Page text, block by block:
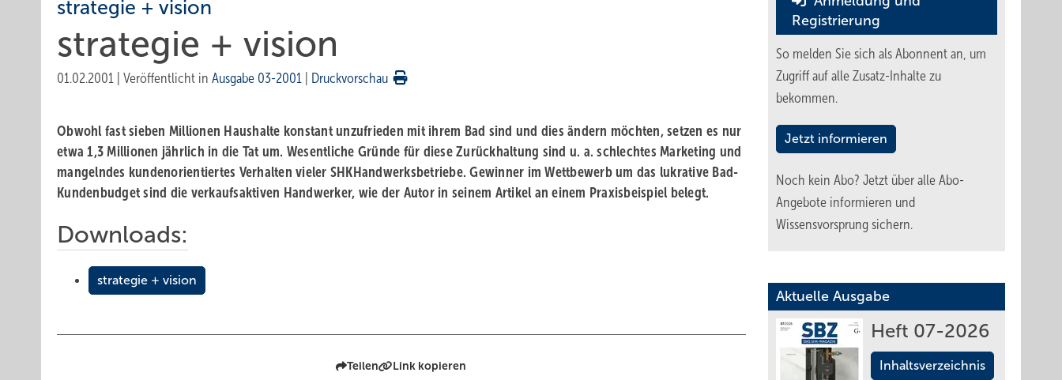
strategie + vision
strategie + vision
01.02.2001 Veröffentlicht in Ausgabe 03-2001 Druckvorschau
Obwohl fast sieben Millionen Haushalte konstant unzufrieden mit ihrem Bad sind und dies ändern möchten, setzen es nur
etwa 1,3 Millionen jährlich in die Tat um. Wesentliche Gründe für diese Zurückhaltung sind u. a. schlechtes Marketing und
mangelndes kundenorientiertes Verhalten vieler SHKHandwerksbetriebe. Gewinner im Wettbewerb um das lukrative Bad-
Kundenbudget sind die verkaufsaktiven Handwerker, wie der Autor in seinem Artikel an einem Praxisbeispiel belegt.
Downloads:
strategie + vision
Teilen Link kopieren
Registrierung
So melden Sie sich als Abonnent an, um
Zugriff auf alle Zusatz-Inhalte zu
bekommen.
Jetzt informieren
Noch kein Abo? Jetzt über alle Abo-
Angebote informieren und
Wissensvorsprung sichern.
Aktuelle Ausgabe
Heft 07-2026
Inhaltsverzeichnis